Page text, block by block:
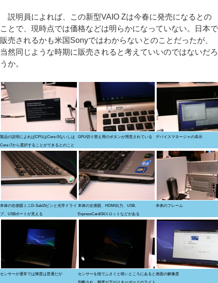
説明員によれば、この新型VAIO Zは今春に発売になるとの
ことで、現時点では価格などは明らかになっていない。日本で
販売されるかも米国Sonyではわからないとのことだったが、
当然同じような時期に販売されると考えていいのではないだろ
うか。
製品の説明によればCPUはCore i5ないしは
Core i7から選択することができるとのこと
GPU切り替え用のボタンが用意されている デバイスマネージャの表示
本体の右側面ミニD-Sub15ピンと光学ドライ
ブ、USBポートが見える
本体の左側面、HDMI出力、USB、
ExpressCard/34スロットなどがある
本体のフレーム
センサーが通常では輝度は普通だが
センサーを指でふさぐと暗いところにあると 画面の解像度